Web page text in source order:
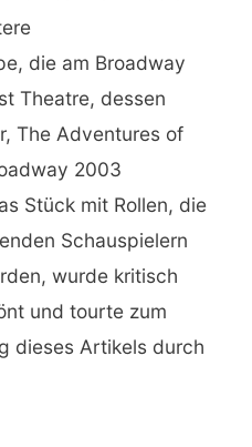
die am Broadway
Theatre, dessen
The Adventures of
2003
Stück mit Rollen, die
Schauspielern
wurde kritisch
und tourte zum
dieses Artikels durch